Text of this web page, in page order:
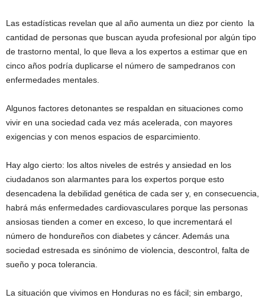
Las estadísticas revelan que al año aumenta un diez por ciento la
cantidad de personas que buscan ayuda profesional por algún tipo
de trastorno mental, lo que lleva a los expertos a estimar que en
cinco años podría duplicarse el número de sampedranos con
enfermedades mentales.
Algunos factores detonantes se respaldan en situaciones como
vivir en una sociedad cada vez más acelerada, con mayores
exigencias y con menos espacios de esparcimiento.
Hay algo cierto: los altos niveles de estrés y ansiedad en los
ciudadanos son alarmantes para los expertos porque esto
desencadena la debilidad genética de cada ser y, en consecuencia,
habrá más enfermedades cardiovasculares porque las personas
ansiosas tienden a comer en exceso, lo que incrementará el
número de hondureños con diabetes y cáncer. Además una
sociedad estresada es sinónimo de violencia, descontrol, falta de
sueño y poca tolerancia.
La situación que vivimos en Honduras no es fácil; sin embargo,